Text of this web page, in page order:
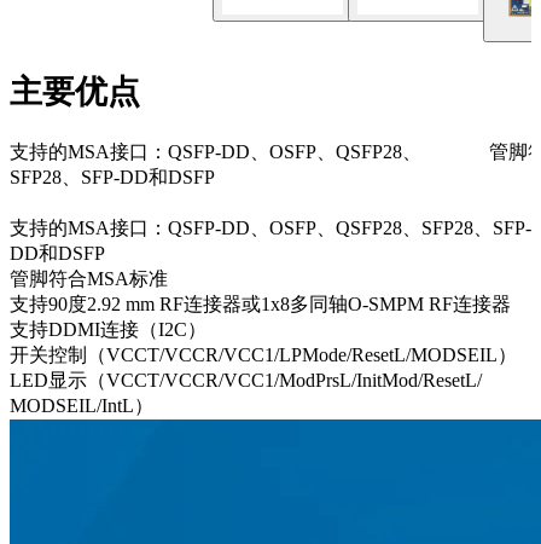
主要优点
支持的MSA接口：QSFP-DD、OSFP、QSFP28、
SFP28、SFP-DD和DSFP
管脚
支持的MSA接口：QSFP-DD、OSFP、QSFP28、SFP28、SFP-
DD和DSFP
管脚符合MSA标准
支持90度2.92 mm RF连接器或1x8多同轴O-SMPM RF连接器
支持DDMI连接（I2C）
开关控制（VCCT/VCCR/VCC1/LPMode/ResetL/MODSEIL）
LED显示（VCCT/VCCR/VCC1/ModPrsL/InitMod/ResetL/
MODSEIL/IntL）